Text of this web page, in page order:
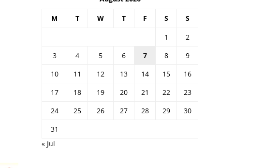
M T W T F S S
1
2
3
4 5 6 7 8
9
10
11 12 13 14 15
16
17
18 19 20 21 22
23
24
25 26 27 28 29
30
31
« Jul